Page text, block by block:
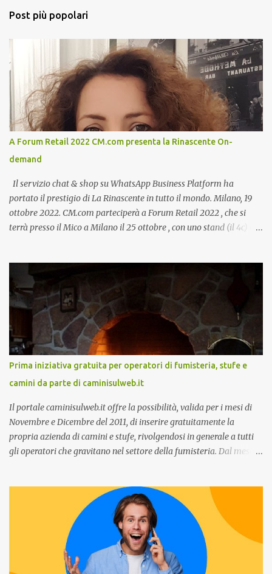
Post più popolari
A Forum Retail 2022 CM.com presenta la Rinascente On-
demand
Il servizio chat & shop su WhatsApp Business Platform ha
portato il prestigio di La Rinascente in tutto il mondo. Milano, 19
ottobre 2022. CM.com parteciperà a Forum Retail 2022 , che si
terrà presso il Mico a Milano il 25 ottobre , con uno stand (il 4c) e
tramite WhatsApp Business ”. Il primo appuntamento è per le ore
14:30 con Cristina Parigi, Country Manager di CM.com Italia, che
terrà una presentazione dal titolo:” Il presente e futuro del
Customer care omnicanale: come incontrare le aspettative dei
clienti ”. I punti che verranno affrontati sono il Customer care, lo
stato dell’arte e i punti di miglioramento, quali i molteplici canali di
comunicazione e quali utilizzare in ottica di miglioramento, le
previsioni da oggi al 2030 su come rispondere alle aspettative del
c...
Prima iniziativa gratuita per operatori di fumisteria, stufe e
camini da parte di caminisulweb.it
Il portale caminisulweb.it offre la possibilità, valida per i mesi di
Novembre e Dicembre del 2011, di inserire gratuitamente la
propria azienda di camini e stufe, rivolgendosi in generale a tutti
gli operatori che gravitano nel settore della fumisteria. Dal mese di
impianti di riscaldamento, stufe e camini, e fumisteria in generale
offre la registrazione gratuita a vantaggio di tutte le aziende
operanti nel settore. E’ possibile infatti all’interno del sito inserire
gratuitamente i propri dati aziendali, indirizzi, recapiti, recensione
(che verrà corretta, migliorata e modificata all’occorrenza da
redattori specializzati), immagini dei prodotti e fino a un massimo